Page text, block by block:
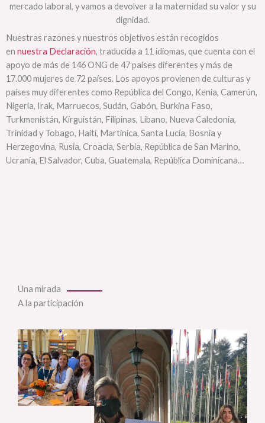
mercado laboral, y vamos a devolver a la maternidad su valor y su
dignidad.
Nuestras razones y nuestros objetivos están recogidos
en nuestra Declaración, traducida a 11 idiomas, que cuenta con el
apoyo de más de 146 ONG de 47 países diferentes y más de
17.000 mujeres de 72 países. Los apoyos provienen de culturas y
países muy diferentes como República del Congo, Kenia, Camerún,
Nigeria, Irak, Marruecos, Sudán, Gabón, Burkina Faso,
Turkmenistán, Kirguistán, Filipinas, Líbano, Nueva Caledonia,
Trinidad y Tobago, Haití, Martinica, Santa Lucía, Bosnia y
Herzegovina, Rusia, Croacia, Serbia, República de San Marino,
Ucrania, El Salvador, Cuba, Guatemala, República Dominicana…
Una mirada
A la participación